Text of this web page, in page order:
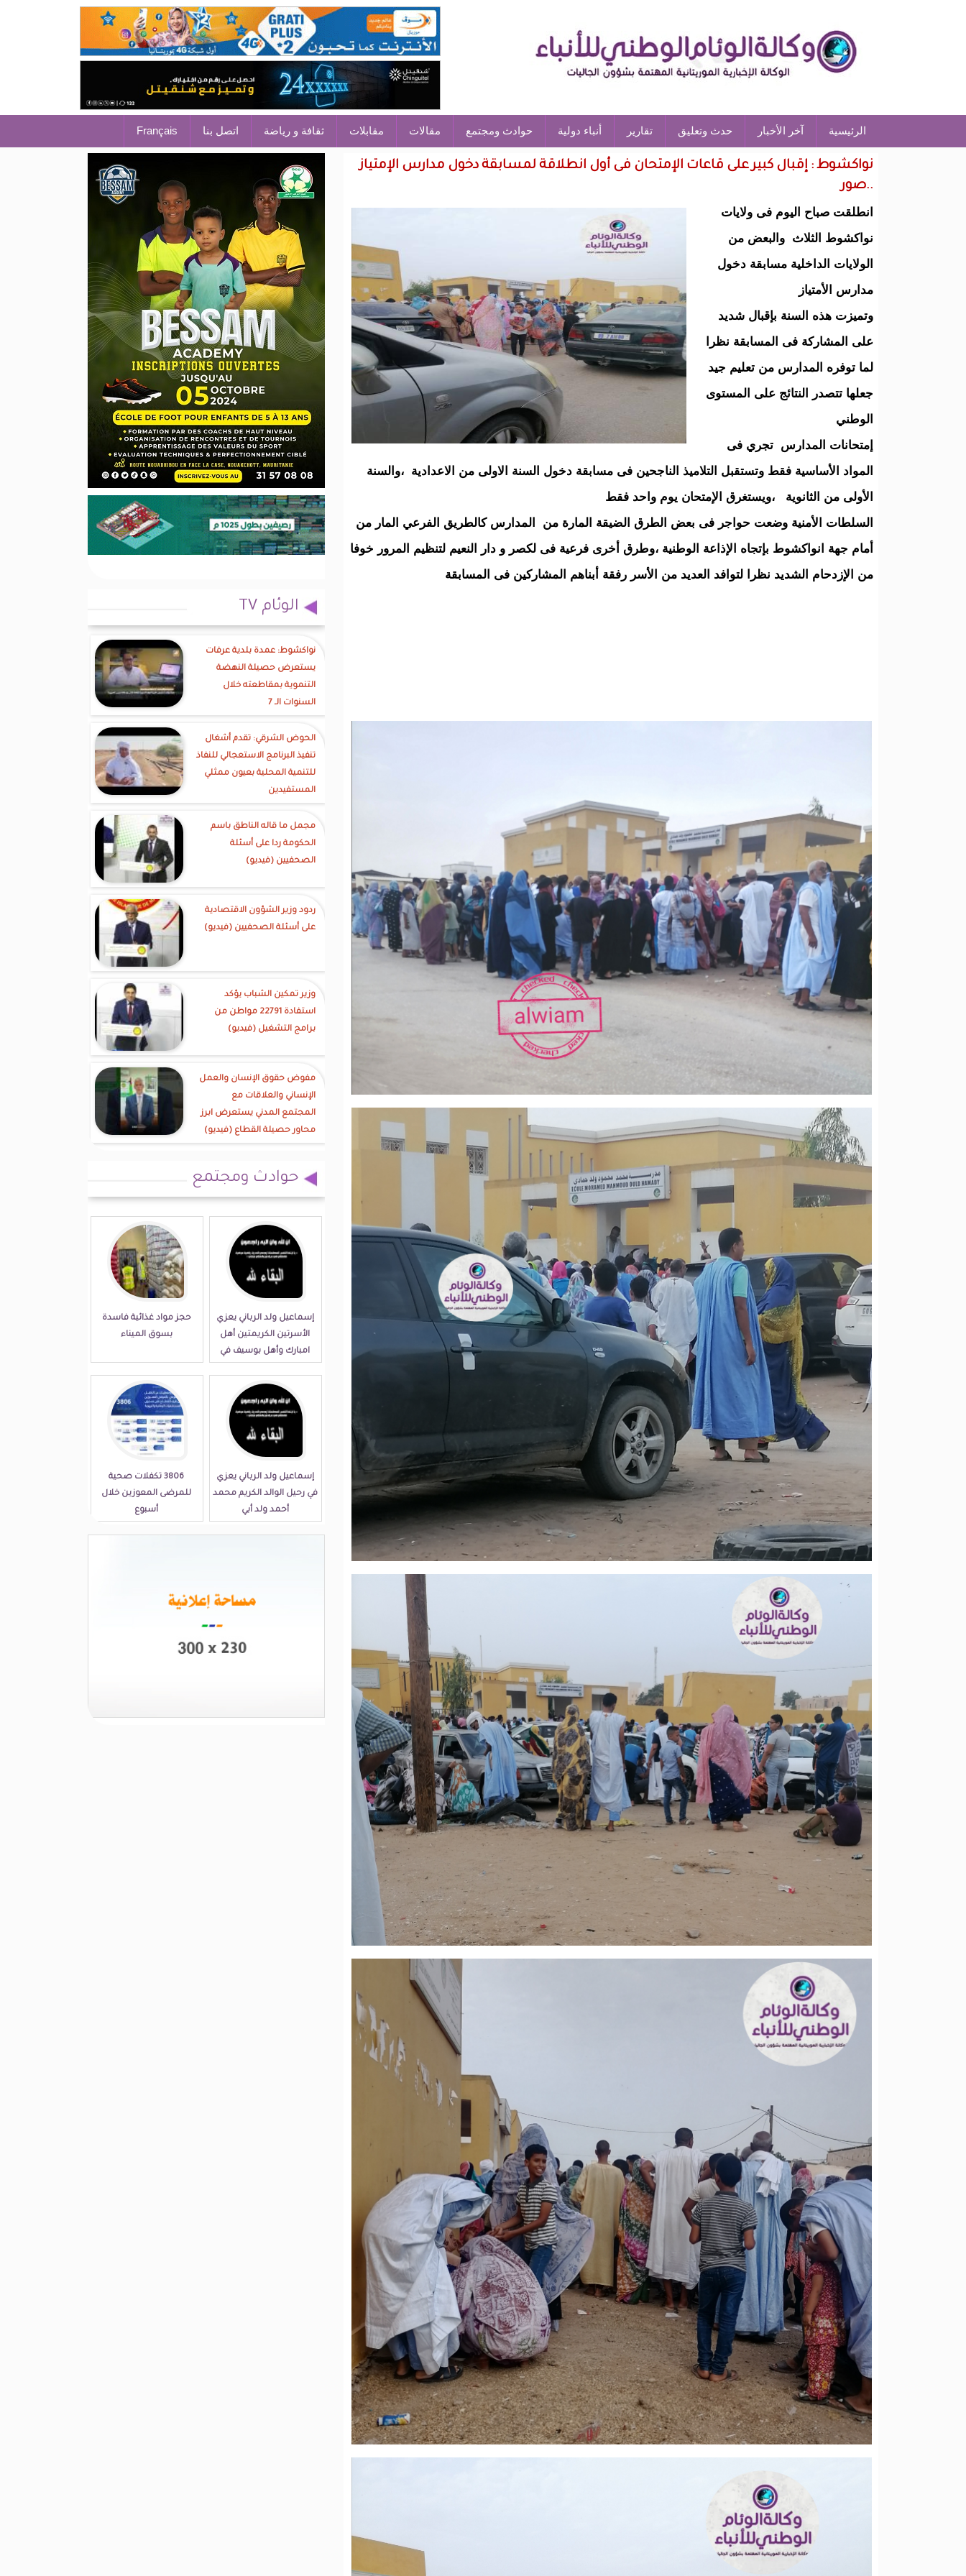
الرئيسية آخر الأخبار حدث وتعليق تقارير أنباء دولية حوادث ومجتمع مقالات مقابلات ثقافة و رياضة اتصل بنا Français
نواكشوط : إقبال كبير على قاعات الإمتحان فى أول انطلاقة لمسابقة دخول مدارس الإمتياز
..صور
انطلقت صباح اليوم فى ولايات
نواكشوط الثلاث والبعض من
الولايات الداخلية مسابقة دخول
مدارس الأمتياز
وتميزت هذه السنة بإقبال شديد
على المشاركة فى المسابقة نظرا
لما توفره المدارس من تعليم جيد
جعلها تتصدر النتائج على المستوى
الوطني
إمتحانات المدارس تجري فى
المواد الأساسية فقط وتستقبل التلاميذ الناجحين فى مسابقة دخول السنة الاولى من الاعدادية ،والسنة
الأولى من الثانوية ،ويستغرق الإمتحان يوم واحد فقط
السلطات الأمنية وضعت حواجر فى بعض الطرق الضيقة المارة من المدارس كالطريق الفرعي المار من
أمام جهة انواكشوط بإتجاه الإذاعة الوطنية ،وطرق أخرى فرعية فى لكصر و دار النعيم لتنظيم المرور خوفا
من الإزدحام الشديد نظرا لتوافد العديد من الأسر رفقة أبناهم المشاركين فى المسابقة
الوئام TV
نواكشوط: عمدة بلدية عرفات
يستعرض حصيلة النهضة
التنموية بمقاطعته خلال
السنوات الـ 7
الحوض الشرقي: تقدم أشغال
تنفيذ البرنامج الاستعجالي للنفاذ
للتنمية المحلية بعيون ممثلي
المستفيدين
مجمل ما قاله الناطق باسم
الحكومة ردا على أسئلة
الصحفيين (فيديو)
ردود وزير الشؤون الاقتصادية
على أسئلة الصحفيين (فيديو)
وزير تمكين الشباب يؤكد
استفادة 22791 مواطن من
برامج التشغيل (فيديو)
مفوض حقوق الإنسان والعمل
الإنساني والعلاقات مع
المجتمع المدني يستعرض ابرز
محاور حصيلة القطاع (فيديو)
حوادث ومجتمع
إسماعيل ولد الرباني يعزي
الأسرتين الكريمتين أهل
امبارك وأهل بوسيف في
حجز مواد غذائية فاسدة
بسوق الميناء
إسماعيل ولد الرباني يعزي
في رحيل الوالد الكريم محمد
أحمد ولد أبي
3806 تكفلات صحية
للمرضى المعوزين خلال
أسبوع